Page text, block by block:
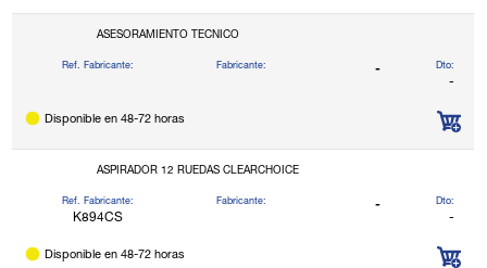
ASESORAMIENTO TECNICO
Ref. Fabricante: Fabricante: - Dto:
-
Disponible en 48-72 horas
ASPIRADOR 12 RUEDAS CLEARCHOICE
Ref. Fabricante:
K894CS
Fabricante: - Dto:
-
Disponible en 48-72 horas